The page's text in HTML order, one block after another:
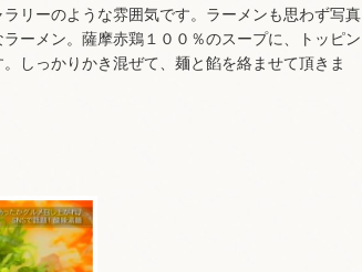
リーのような雰囲気です。ラーメンも思わず写真
ーメン。薩摩赤鶏１００％のスープに、トッピン
しっかりかき混ぜて、麺と餡を絡ませて頂きま